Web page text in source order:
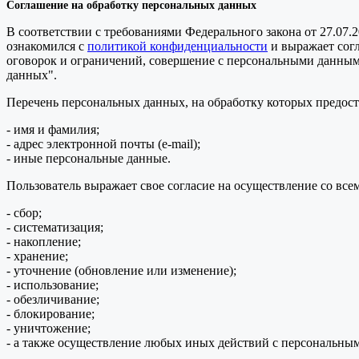
Соглашение на обработку персональных данных
В соответствии с требованиями Федерального закона от
ознакомился с политикой конфиденциальности и выражает
оговорок и ограничений, совершение с персональными
данных".
Перечень персональных данных, на обработку которых
- имя и фамилия;
- адрес электронной почты (e-mail);
- иные персональные данные.
Пользователь выражает свое согласие на осуществление со
- сбор;
- систематизация;
- накопление;
- хранение;
- уточнение (обновление или изменение);
- использование;
- обезличивание;
- блокирование;
- уничтожение;
- а также осуществление любых иных действий с